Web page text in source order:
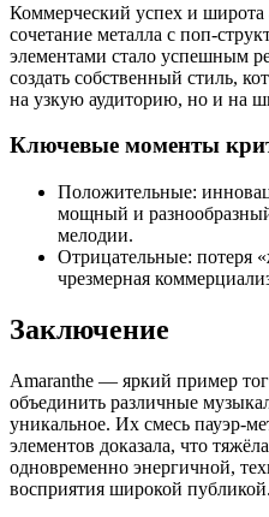
Коммерческий успех и
сочетание металла с поп-
элементами стало успешным
создать собственный стиль,
на узкую аудиторию, но и на
Ключевые моменты
Положительные:
мощный и
мелодии.
Отрицательные: потеря
чрезмерная
Заключение
Amaranthe — яркий пример
объединить различные
уникальное. Их смесь пауэр-
элементов доказала, что
одновременно энергичной,
восприятия широкой публикой.